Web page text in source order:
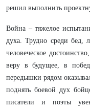
решил выполнить
Война – тяжелое
духа. Трудно среди бед,
человеческое
веру в будущее, в
передышки рядом
поднять боевой дух
писатели и поэты